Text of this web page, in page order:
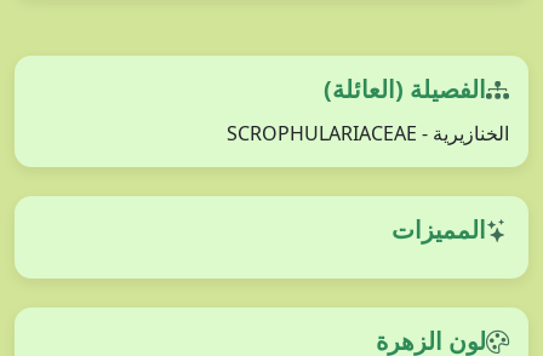
الفصيلة (العائلة)
الخنازيرية - SCROPHULARIACEAE
المميزات
لون الزهرة